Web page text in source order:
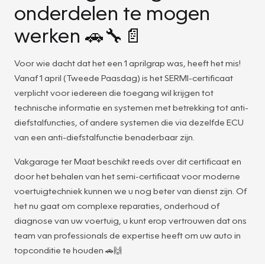
onderdelen te mogen
werken 🚗🔧📄
Voor wie dacht dat het een 1 aprilgrap was, heeft het mis!
Vanaf 1 april (Tweede Paasdag) is het SERMI-certificaat
verplicht voor iedereen die toegang wil krijgen tot
technische informatie en systemen met betrekking tot anti-
diefstalfuncties, of andere systemen die via dezelfde ECU
van een anti-diefstalfunctie benaderbaar zijn.
Vakgarage ter Maat beschikt reeds over dit certificaat en
door het behalen van het semi-certificaat voor moderne
voertuigtechniek kunnen we u nog beter van dienst zijn. Of
het nu gaat om complexe reparaties, onderhoud of
diagnose van uw voertuig, u kunt erop vertrouwen dat ons
team van professionals de expertise heeft om uw auto in
topconditie te houden 🚗🙌